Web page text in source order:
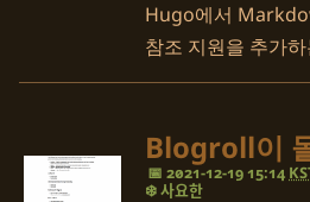
Hugo에서
참조 지원을 추가
Blogroll이
📅 2021-12-19 15:14
❄️ 사요한